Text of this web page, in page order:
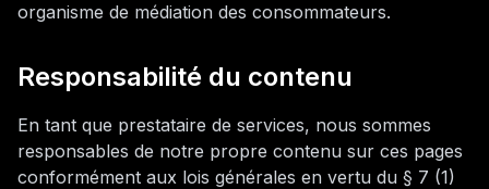
organisme de médiation des consommateurs.
Responsabilité du contenu
En tant que prestataire de services, nous sommes
responsables de notre propre contenu sur ces pages
conformément aux lois générales en vertu du § 7 (1)